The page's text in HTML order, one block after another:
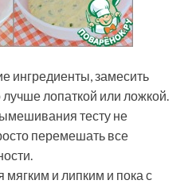
ингредиенты, замесить
лопаткой или ложкой.
тесту не
перемешать все
мягким и липким и пока с